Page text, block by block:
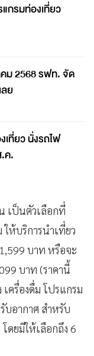
กรมท่องเที่ยว
ม 2568 รฟท. จัด
ย
ที่ยว นั่งรถไฟ
ค.
เป็นตัวเลือกที่
ห้บริการนำเที่ยว
บาท หรือจะ
บาท (ราคานี้
เครื่องดื่ม โปรแกรม
บอากาศ สำหรับ
ดยมีให้เลือกถึง 6